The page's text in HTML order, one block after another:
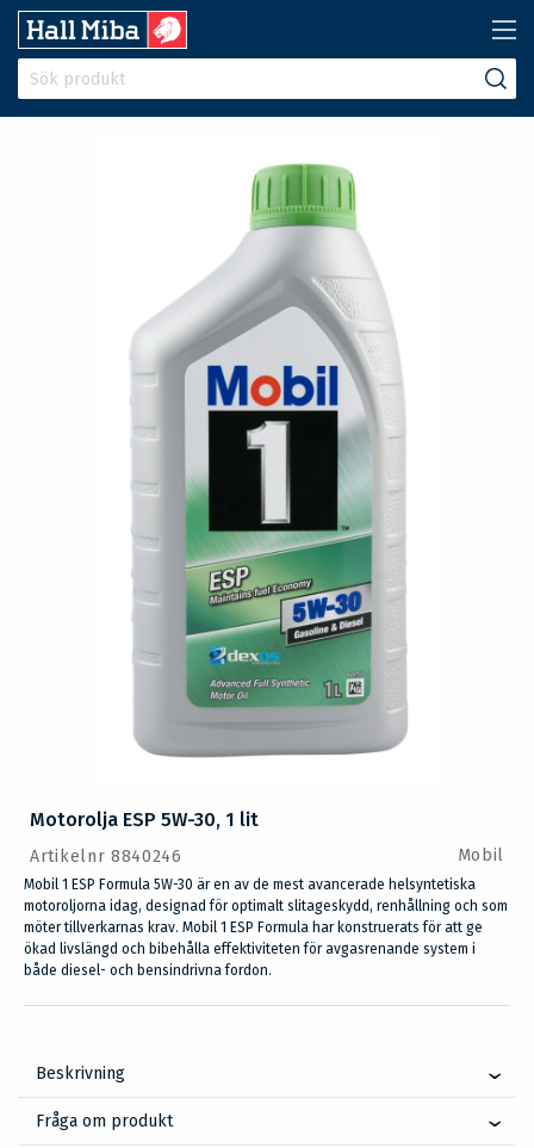
Motorolja ESP 5W-30, 1 lit
Artikelnr 8840246 Mobil
Mobil 1 ESP Formula 5W-30 är en av de mest avancerade helsyntetiska
motoroljorna idag, designad för optimalt slitageskydd, renhållning och som
möter tillverkarnas krav. Mobil 1 ESP Formula har konstruerats för att ge
ökad livslängd och bibehålla effektiviteten för avgasrenande system i
både diesel- och bensindrivna fordon.
Beskrivning
Fråga om produkt